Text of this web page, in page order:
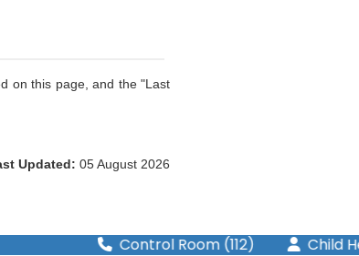
on this page, and the "Last
Updated: 05 August 2026
Control Room (112) Child